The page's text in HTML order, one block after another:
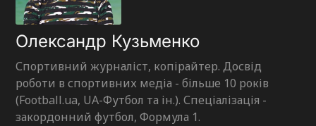
Олександр Кузьменко
Спортивний журналіст, копірайтер. Досвід
роботи в спортивних медіа - більше 10 років
(Football.ua, UA-Футбол та ін.). Спеціалізація -
закордонний футбол, Формула 1.